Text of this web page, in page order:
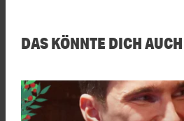
DAS KÖNNTE DICH